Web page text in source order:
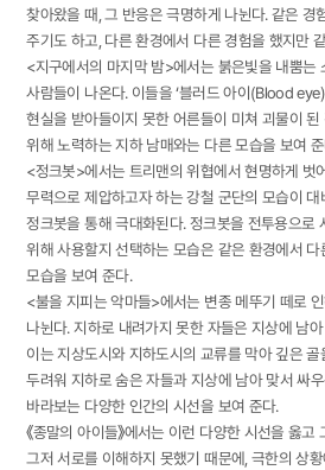
찾아왔을 때, 그 반응은 극명하게 나뉜다. 같은 경
주기도 하고, 다른 환경에서 다른 경험을 했지만
<지구에서의 마지막 밤>에서는 붉은빛을 내뿜는
사람들이 나온다. 이들을 ‘블러드 아이(Blood
현실을 받아들이지 못한 어른들이 미쳐 괴물이
위해 노력하는 지하 남매와는 다른 모습을 보여
<정크봇>에서는 트리맨의 위협에서 현명하게 벗
무력으로 제압하고자 하는 강철 군단의 모습이
정크봇을 통해 극대화된다. 정크봇을 전투용으로
위해 사용할지 선택하는 모습은 같은 환경에서
모습을 보여 준다.
<불을 지피는 악마들>에서는 변종 메뚜기 떼로
나뉜다. 지하로 내려가지 못한 자들은 지상에 남
이는 지상도시와 지하도시의 교류를 막아 깊은
두려워 지하로 숨은 자들과 지상에 남아 맞서 싸
바라보는 다양한 인간의 시선을 보여 준다.
《종말의 아이들》에서는 이런 다양한 시선을 옳
그저 서로를 이해하지 못했기 때문에, 극한의 상